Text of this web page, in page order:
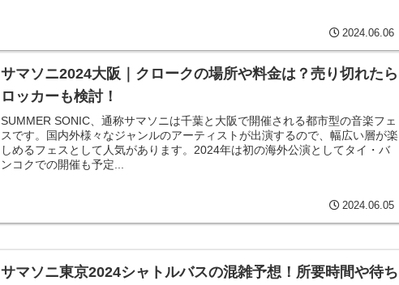
2024.06.06
サマソニ2024大阪｜クロークの場所や料金は？売り切れたら
ロッカーも検討！
SUMMER SONIC、通称サマソニは千葉と大阪で開催される都市型の音楽フェ
スです。国内外様々なジャンルのアーティストが出演するので、幅広い層が楽
しめるフェスとして人気があります。2024年は初の海外公演としてタイ・バ
ンコクでの開催も予定...
2024.06.05
サマソニ東京2024シャトルバスの混雑予想！所要時間や待ち